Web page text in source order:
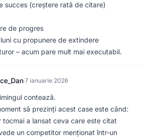
succes (creștere rată de citare)
de progres
cu propunere de extindere
– acum pare mult mai executabil.
·7 ianuarie 2026
contează.
să prezinți acest case este când:
tocmai a lansat ceva care este citat
un competitor menționat într-un